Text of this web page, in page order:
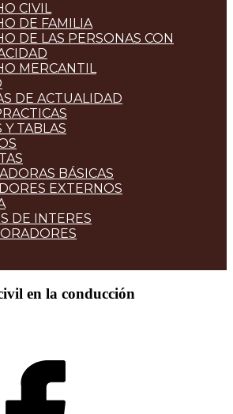
CIVIL
DE FAMILIA
DE LAS PERSONAS CON
MERCANTIL
DE ACTUALIDAD
Y TABLAS
BÁSICAS
EXTERNOS
DE INTERES
en la conducción